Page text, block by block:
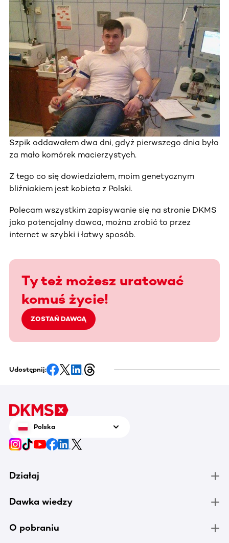
Szpik oddawałem dwa dni, gdyż pierwszego dnia było
za mało komórek macierzystych.
Z tego co się dowiedziałem, moim genetycznym
bliźniakiem jest kobieta z Polski.
Polecam wszystkim zapisywanie się na stronie DKMS
jako potencjalny dawca, można zrobić to przez
internet w szybki i łatwy sposób.
Ty też możesz uratować
komuś życie!
ZOSTAŃ DAWCĄ
Udostępnij:
Polska
Działaj
Dawka wiedzy
O pobraniu